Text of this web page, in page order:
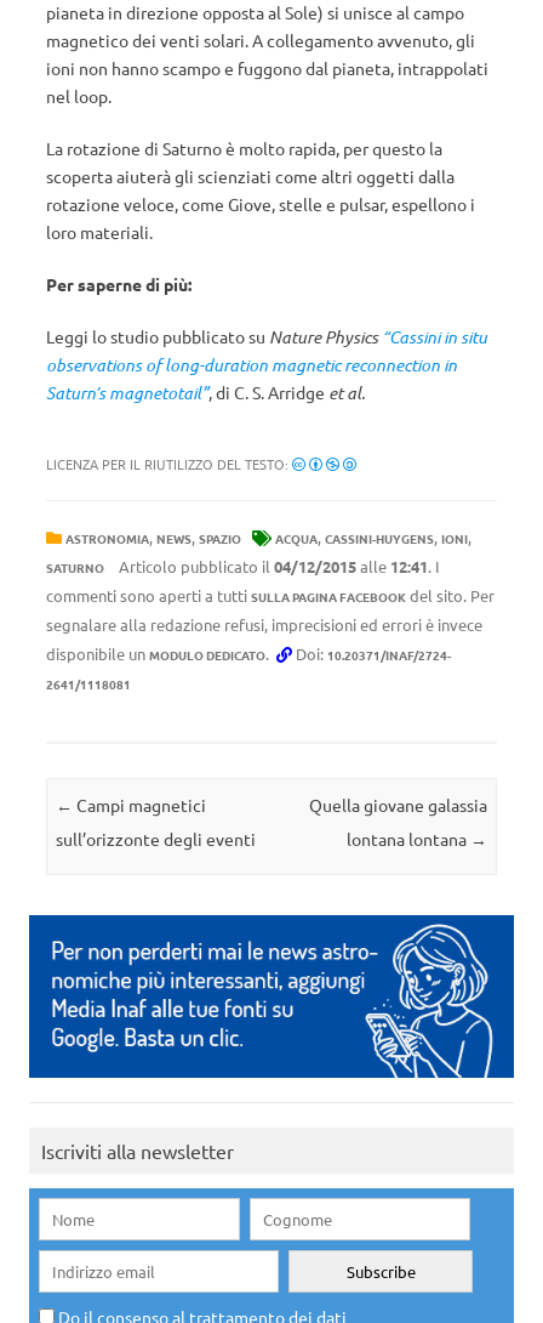
pianeta in direzione opposta al Sole) si unisce al campo
magnetico dei venti solari. A collegamento avvenuto, gli
ioni non hanno scampo e fuggono dal pianeta, intrappolati
nel loop.
La rotazione di Saturno è molto rapida, per questo la
scoperta aiuterà gli scienziati come altri oggetti dalla
rotazione veloce, come Giove, stelle e pulsar, espellono i
loro materiali.
Per saperne di più:
Leggi lo studio pubblicato su Nature Physics “Cassini in situ
observations of long-duration magnetic reconnection in
Saturn’s magnetotail”, di C. S. Arridge et al.
LICENZA PER IL RIUTILIZZO DEL TESTO:
ASTRONOMIA, NEWS, SPAZIO ACQUA, CASSINI-HUYGENS, IONI,
SATURNO Articolo pubblicato il 04/12/2015alle 12:41. I
commenti sono aperti a tutti SULLA PAGINA FACEBOOK del sito. Per
segnalare alla redazione refusi, imprecisioni ed errori è invece
disponibile un MODULO DEDICATO. Doi: 10.20371/INAF/2724-
2641/1118081
Navigazione articolo
← Campi magnetici
sull’orizzonte degli eventi
Quella giovane galassia
lontana lontana →
Iscriviti alla newsletter
Do il consenso al trattamento dei dati